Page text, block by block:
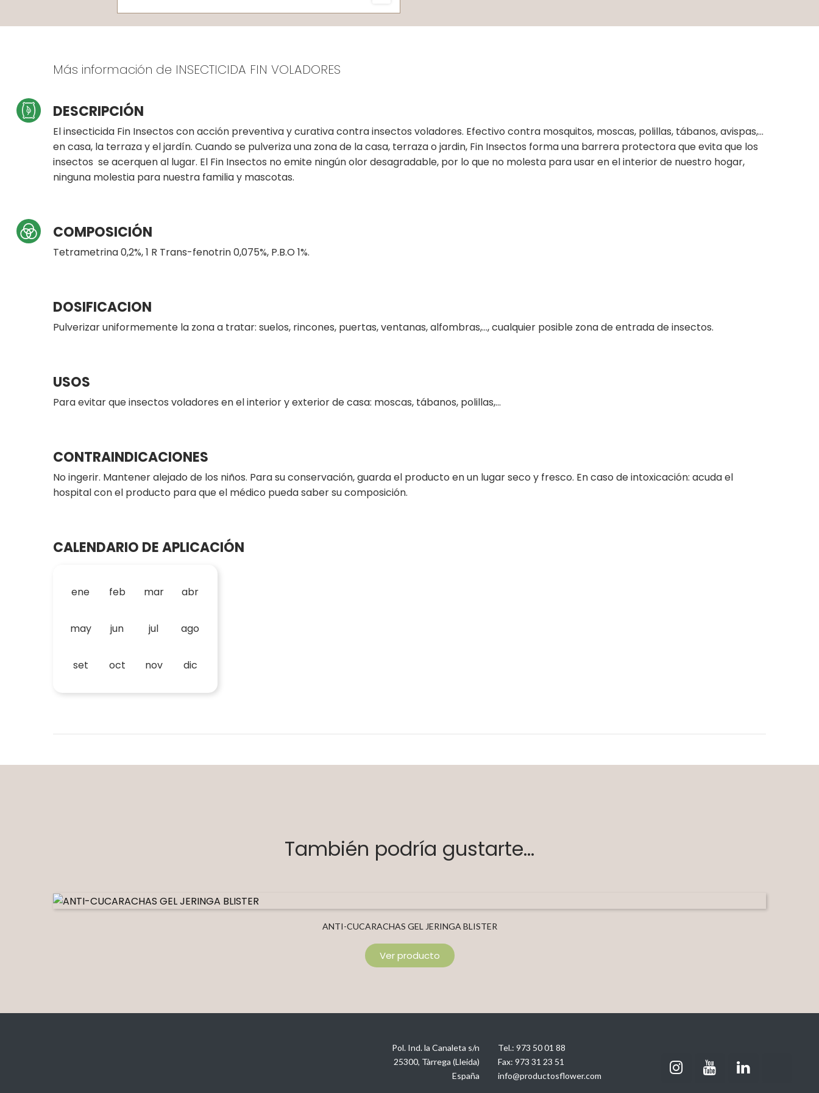
Más información de INSECTICIDA FIN VOLADORES
DESCRIPCIÓN
El insecticida Fin Insectos con acción preventiva y curativa contra insectos voladores. Efectivo contra mosquitos, moscas, polillas, tábanos, avispas,…
en casa, la terraza y el jardín. Cuando se pulveriza una zona de la casa, terraza o jardin, Fin Insectos forma una barrera protectora que evita que los
insectos se acerquen al lugar. El Fin Insectos no emite ningún olor desagradable, por lo que no molesta para usar en el interior de nuestro hogar,
ninguna molestia para nuestra familia y mascotas.
COMPOSICIÓN
Tetrametrina 0,2%, 1 R Trans-fenotrin 0,075%, P.B.O 1%.
DOSIFICACION
Pulverizar uniformemente la zona a tratar: suelos, rincones, puertas, ventanas, alfombras,…, cualquier posible zona de entrada de insectos.
USOS
Para evitar que insectos voladores en el interior y exterior de casa: moscas, tábanos, polillas,...
CONTRAINDICACIONES
No ingerir. Mantener alejado de los niños. Para su conservación, guarda el producto en un lugar seco y fresco. En caso de intoxicación: acuda el
hospital con el producto para que el médico pueda saber su composición.
CALENDARIO DE APLICACIÓN
ene feb mar abr
may jun jul ago
set oct nov dic
También podría gustarte...
ANTI-CUCARACHAS GEL JERINGA BLISTER
Ver producto
Pol. Ind. la Canaleta s/n
25300, Tàrrega (Lleida)
España
Tel.: 973 50 01 88
Fax: 973 31 23 51
info@productosflower.com